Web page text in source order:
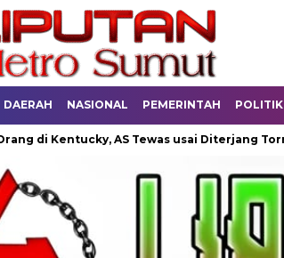
DAERAH NASIONAL PEMERINTAH POLITIK
AS Tewas usai Diterjang Tornado Dahsyat